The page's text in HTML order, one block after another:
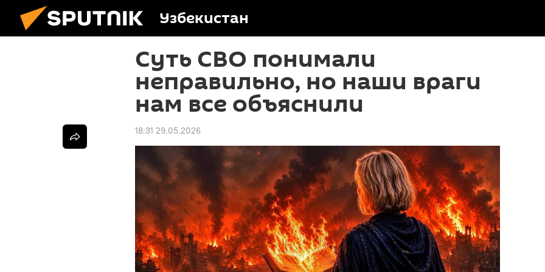
Узбекистан
Суть СВО понимали
неправильно, но наши враги
нам все объяснили
18:31 29.05.2026